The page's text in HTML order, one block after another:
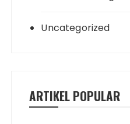
Uncategorized
ARTIKEL POPULAR